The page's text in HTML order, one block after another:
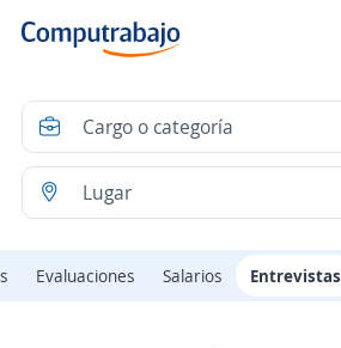
Evaluaciones Salarios Entrevistas